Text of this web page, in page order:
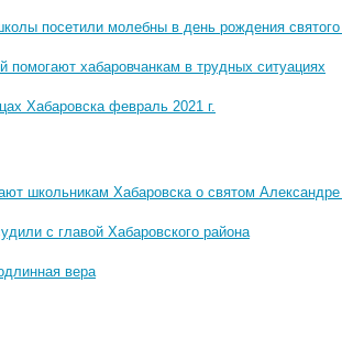
посетили молебны в день рождения
помогают хабаровчанкам в трудных ситуациях
Хабаровска февраль 2021 г.
школьникам Хабаровска о святом
с главой Хабаровского района
вера